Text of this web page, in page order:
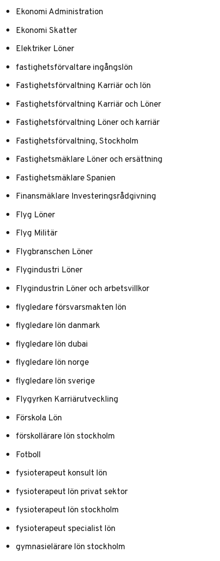
Ekonomi Administration
Ekonomi Skatter
Elektriker Löner
fastighetsförvaltare ingångslön
Fastighetsförvaltning Karriär och lön
Fastighetsförvaltning Karriär och Löner
Fastighetsförvaltning Löner och karriär
Fastighetsförvaltning, Stockholm
Fastighetsmäklare Löner och ersättning
Fastighetsmäklare Spanien
Finansmäklare Investeringsrådgivning
Flyg Löner
Flyg Militär
Flygbranschen Löner
Flygindustri Löner
Flygindustrin Löner och arbetsvillkor
flygledare försvarsmakten lön
flygledare lön danmark
flygledare lön dubai
flygledare lön norge
flygledare lön sverige
Flygyrken Karriärutveckling
Förskola Lön
förskollärare lön stockholm
Fotboll
fysioterapeut konsult lön
fysioterapeut lön privat sektor
fysioterapeut lön stockholm
fysioterapeut specialist lön
gymnasielärare lön stockholm